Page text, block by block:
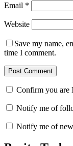
Email *
Website
Save my name,
time I comment.
Confirm you are
Notify me of
Notify me of